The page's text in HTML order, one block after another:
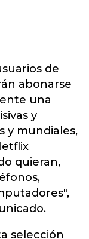
de
abonarse
una
y
y mundiales,
quieran,
selección